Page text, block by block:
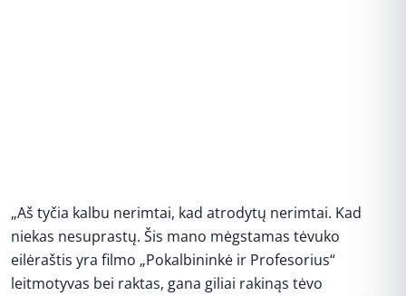
„Aš tyčia kalbu nerimtai, kad atrodytų nerimtai. Kad
niekas nesuprastų. Šis mano mėgstamas tėvuko
eilėraštis yra filmo „Pokalbininkė ir Profesorius“
leitmotyvas bei raktas, gana giliai rakinąs tėvo